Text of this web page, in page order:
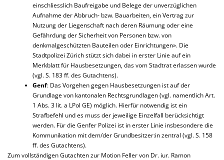
einschliesslich Baufreigabe und Belege der unverzüglichen
Aufnahme der Abbruch- bzw. Bauarbeiten, ein Vertrag zur
Nutzung der Liegenschaft nach deren Räumung oder eine
Gefährdung der Sicherheit von Personen bzw. von
denkmalgeschützten Bauteilen oder Einrichtungen». Die
Stadtpolizei Zürich stützt sich dabei in erster Linie auf ein
Merkblatt für Hausbesetzungen, das vom Stadtrat erlassen wurde
(vgl. S. 183 ff. des Gutachtens).
Genf: Das Vorgehen gegen Hausbesetzungen ist auf der
Grundlage von kantonalen Rechtsgrundlagen (vgl. namentlich Art.
1 Abs. 3 lit. a LPol GE) möglich. Hierfür notwendig ist ein
Strafbefehl und es muss der jeweilige Einzelfall berücksichtigt
werden. Für die Genfer Polizei ist in erster Linie insbesondere die
Kommunikation mit dem/der Grundbesitzer:in zentral (vgl. S. 158
ff. des Gutachtens).
Zum vollständigen Gutachten zur Motion Feller von Dr. iur. Ramon